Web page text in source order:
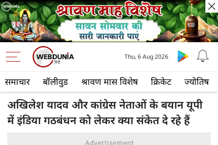
समाचार बॉलीवुड श्रावण मास विशेष क्रिकेट ज्योतिष
Thu, 6 Aug 2026
अखिलेश यादव और कांग्रेस नेताओं के बयान यूपी
में इंडिया गठबंधन को लेकर क्या संकेत दे रहे हैं